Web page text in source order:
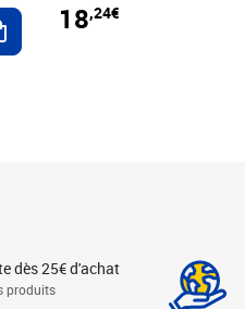
Ajouter au panier
18,24€
dès 25€ d'achat
produits